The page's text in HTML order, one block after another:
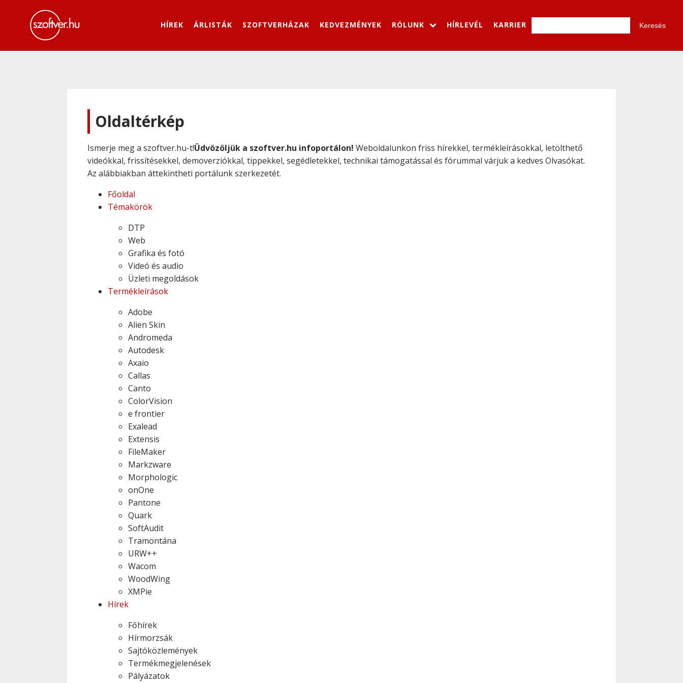
HÍREK ÁRLISTÁK SZOFTVERHÁZAK KEDVEZMÉNYEK RÓLUNK HÍRLEVÉL KARRIER
Oldaltérkép
Ismerje meg a szoftver.hu-t!Üdvözöljük a szoftver.hu infoportálon! Weboldalunkon friss hírekkel, termékleírásokkal, letölthető
videókkal, frissítésekkel, demoverziókkal, tippekkel, segédletekkel, technikai támogatással és fórummal várjuk a kedves Olvasókat.
Az alábbiakban áttekintheti portálunk szerkezetét.
Főoldal
Témakörök
DTP
Web
Grafika és fotó
Videó és audio
Üzleti megoldások
Termékleírások
Adobe
Alien Skin
Andromeda
Autodesk
Axaio
Callas
Canto
ColorVision
e frontier
Exalead
Extensis
FileMaker
Markzware
Morphologic
onOne
Pantone
Quark
SoftAudit
Tramontána
URW++
Wacom
WoodWing
XMPie
Hírek
Főhírek
Hírmorzsák
Sajtóközlemények
Termékmegjelenések
Pályázatok